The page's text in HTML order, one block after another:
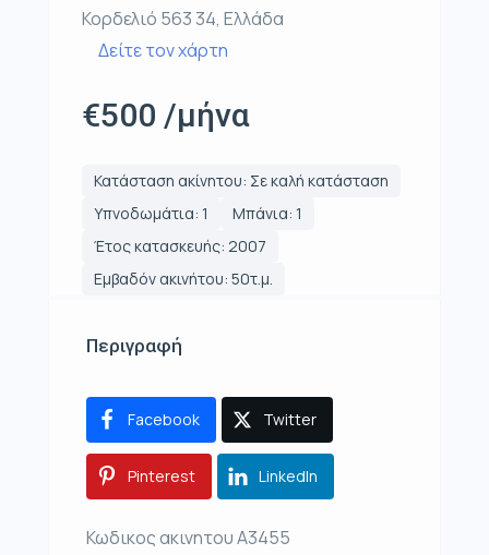
Κορδελιό 563 34, Ελλάδα
Δείτε τον χάρτη
€500 /μήνα
Κατάσταση ακίνητου: Σε καλή κατάσταση
Υπνοδωμάτια: 1
Μπάνια: 1
Έτος κατασκευής: 2007
Εμβαδόν ακινήτου: 50τ.μ.
Περιγραφή
Facebook Twitter
Pinterest LinkedIn
Κωδικος ακινητου Α3455